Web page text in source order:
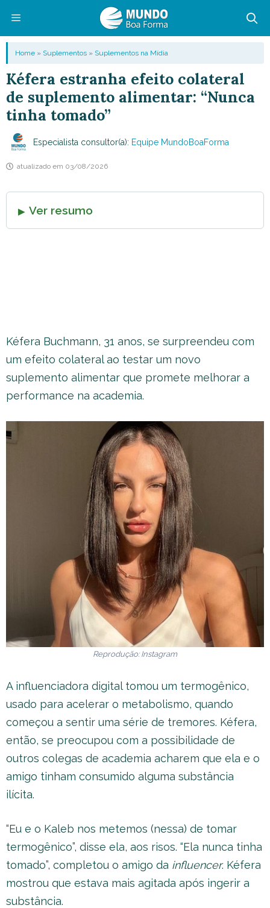
conteúdo
Menu
Home » Suplementos » Suplementos na Mídia
Kéfera estranha efeito colateral
de suplemento alimentar: “Nunca
tinha tomado”
Especialista consultor(a): Equipe MundoBoaForma
atualizado em 03/08/2026
Ver resumo
Kéfera Buchmann, 31 anos, se surpreendeu com
um efeito colateral ao testar um novo
suplemento alimentar que promete melhorar a
performance na academia.
Reprodução: Instagram
A influenciadora digital tomou um termogênico,
usado para acelerar o metabolismo, quando
começou a sentir uma série de tremores. Kéfera,
então, se preocupou com a possibilidade de
outros colegas de academia acharem que ela e o
amigo tinham consumido alguma substância
ilícita.
“Eu e o Kaleb nos metemos (nessa) de tomar
termogênico”, disse ela, aos risos. “Ela nunca tinha
tomado”, completou o amigo da influencer. Kéfera
mostrou que estava mais agitada após ingerir a
substância.